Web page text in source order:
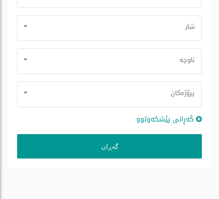
شار
ناوچە
پڕۆژه‌كان
گه‌ڕانی پێشكه‌وتوو